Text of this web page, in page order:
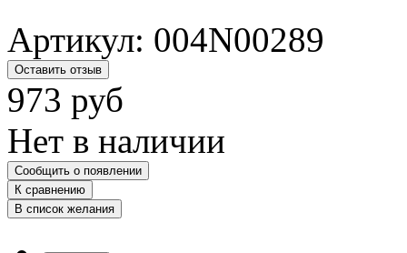
Артикул: 004N00289
Оставить отзыв
973 руб
Нет в наличии
Сообщить о появлении
К сравнению
В список желания